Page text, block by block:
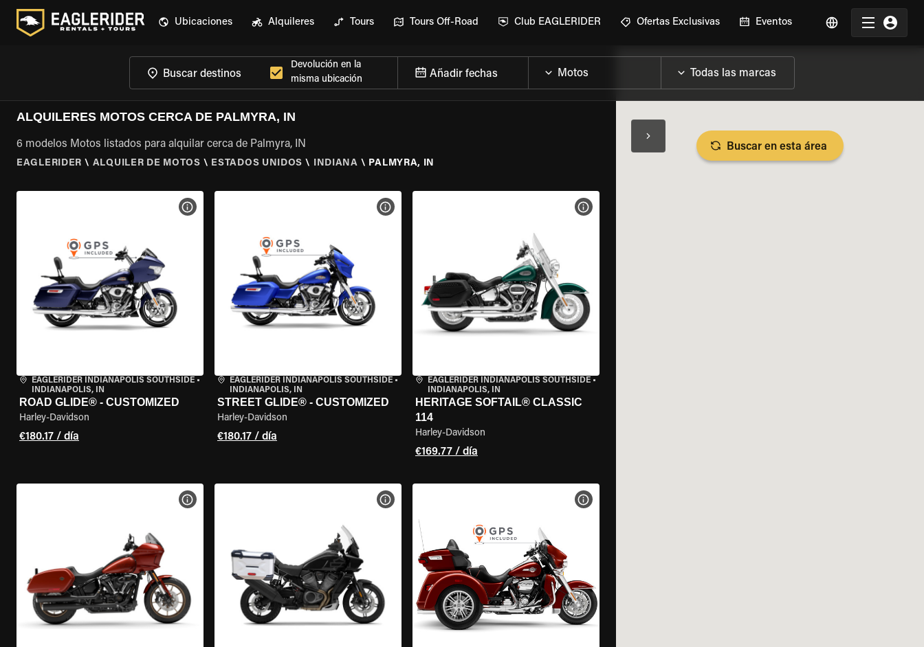
Ubicaciones Alquileres Tours Tours Off-Road Club EAGLERIDER Ofertas Exclusivas Eventos
Devolución en la
misma ubicación
Añadir fechas
ALQUILERES MOTOS CERCA DE PALMYRA, IN
6 modelos Motos listados para alquilar cerca de Palmyra, IN
EAGLERIDER \ ALQUILER DE MOTOS \ ESTADOS UNIDOS \ INDIANA \ PALMYRA, IN
EAGLERIDER INDIANAPOLIS SOUTHSIDE •
INDIANAPOLIS, IN
ROAD GLIDE® - CUSTOMIZED
Harley-Davidson
€180.17 / día
VER ESPECIFICACIONES DE LA MOTO
EAGLERIDER INDIANAPOLIS SOUTHSIDE•
INDIANAPOLIS, IN
STREET GLIDE® - CUSTOMIZED
Harley-Davidson
€180.17 / día
VER ESPECIFICACIONES DE LA MOTO
EAGLERIDER INDIANAPOLIS SOUTHSIDE•
INDIANAPOLIS, IN
HERITAGE SOFTAIL® CLASSIC
114
Harley-Davidson
€169.77 / día
VER ESPECIFICACIONES DE LA MOTO
VER ESPECIFICACIONES DE LA MOTO VER ESPECIFICACIONES DE LA MOTO VER ESPECIFICACIONES DE LA MOTO
Buscar en esta área